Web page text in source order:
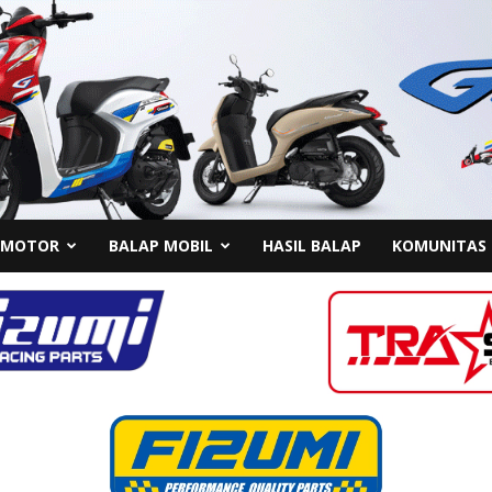
BALAP MOBIL HASIL BALAP KOMUNITAS